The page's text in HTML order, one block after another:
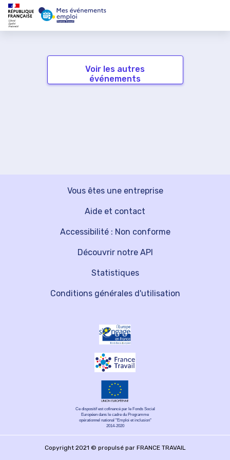
Voir les autres
événements
Vous êtes une entreprise
Découvrir notre API
Aide et contact
Statistiques
Accessibilité : Non conforme
Conditions générales d'utilisation
Ce dispositif est cofinancé par le Fonds Social
Européen dans le cadre du Programme
opérationnel national "Emploi et inclusion"
2014-2020
Copyright 2021 © propulsé par FRANCE TRAVAIL